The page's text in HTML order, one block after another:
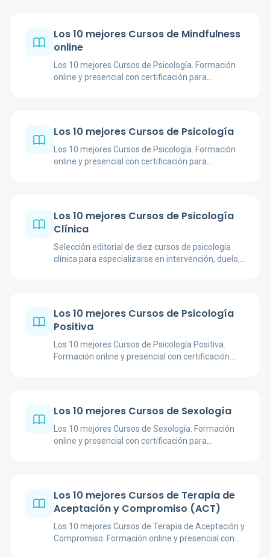
Los 10 mejores Cursos de Mindfulness
online
Los 10 mejores Cursos de Psicología. Formación
online y presencial con certificación para
Los 10 mejores Cursos de Psicología
Los 10 mejores Cursos de Psicología. Formación
online y presencial con certificación para
Los 10 mejores Cursos de Psicología
Clínica
Selección editorial de diez cursos de psicología
clínica para especializarse en intervención, duelo,
Los 10 mejores Cursos de Psicología
Positiva
Los 10 mejores Cursos de Psicología Positiva.
Formación online y presencial con certificación
Los 10 mejores Cursos de Sexología
Los 10 mejores Cursos de Sexología. Formación
online y presencial con certificación para
Los 10 mejores Cursos de Terapia de
Aceptación y Compromiso (ACT)
Los 10 mejores Cursos de Terapia de Aceptación y
Compromiso. Formación online y presencial con